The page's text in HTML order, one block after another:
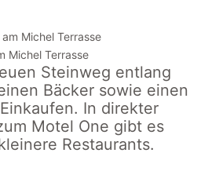
Michel Terrasse
Steinweg entlang
Bäcker sowie einen
In direkter
Motel One gibt es
Restaurants.